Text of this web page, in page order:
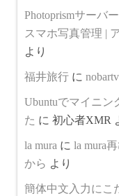
Photoprismサーバ
スマホ写真管理 |
より
福井旅行 に
Ubuntuでマイニン
た に 初心者XMR
la mura に la mura
から より
簡体中文入力にこ